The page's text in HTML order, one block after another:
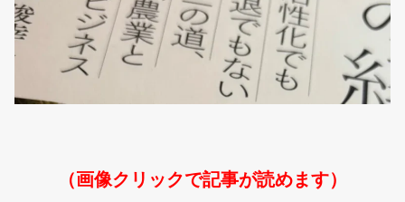
（画像クリックで記事が読めます）